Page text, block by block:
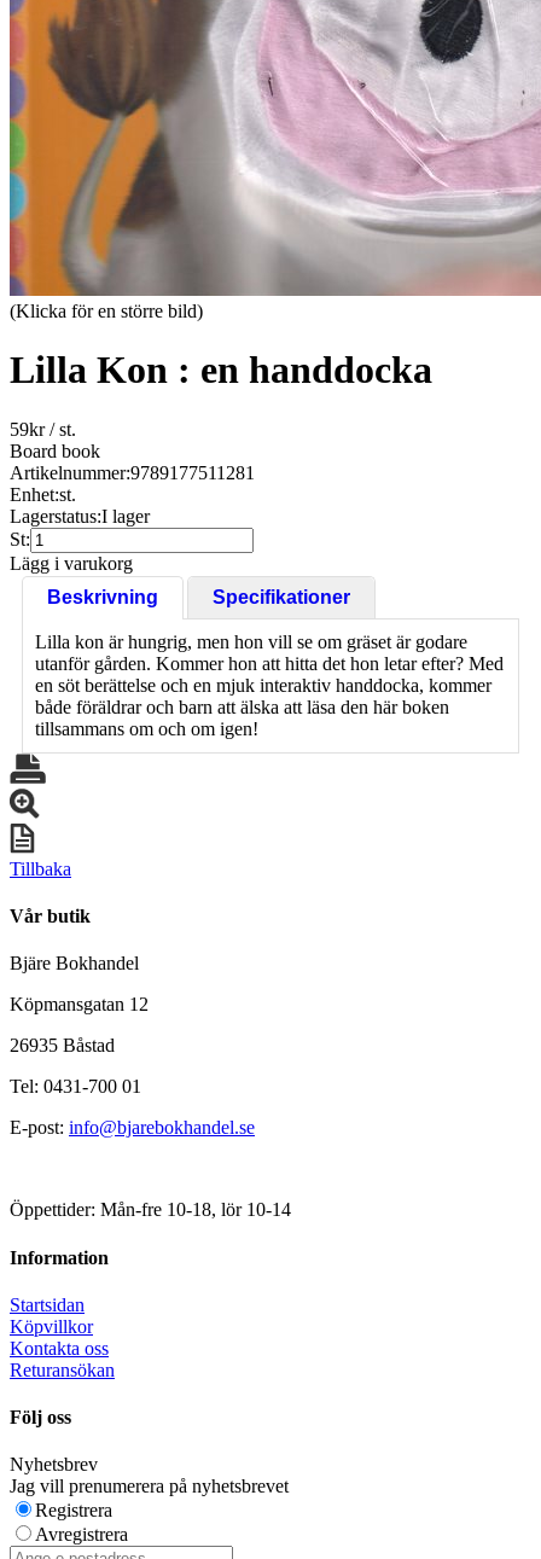
(Klicka för en större bild)
Lilla Kon : en handdocka
59kr/ st.
Board book
Artikelnummer:9789177511281
Enhet:st.
Lagerstatus:I lager
St:
Lägg i varukorg
Beskrivning
Specifikationer
Lilla kon är hungrig, men hon vill se om gräset är godare
utanför gården. Kommer hon att hitta det hon letar efter? Med
en söt berättelse och en mjuk interaktiv handdocka, kommer
både föräldrar och barn att älska att läsa den här boken
tillsammans om och om igen!
Tillbaka
Vår butik
Bjäre Bokhandel
Köpmansgatan 12
26935 Båstad
Tel: 0431-700 01
E-post: info@bjarebokhandel.se
Öppettider: Mån-fre 10-18, lör 10-14
Information
Startsidan
Köpvillkor
Kontakta oss
Returansökan
Följ oss
Nyhetsbrev
Jag vill prenumerera på nyhetsbrevet
Registrera
Avregistrera